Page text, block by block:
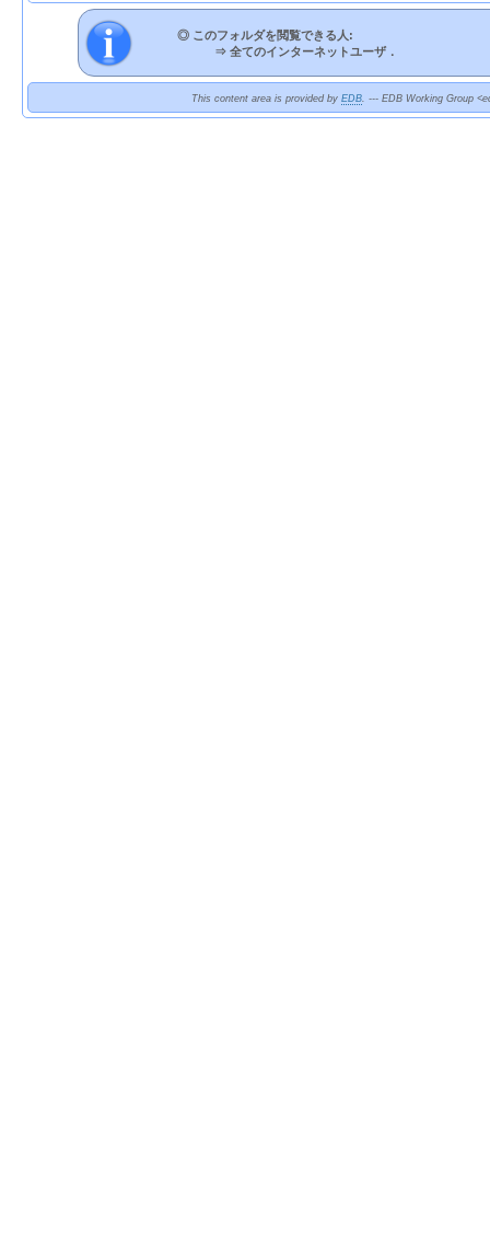
◎ このフォルダを閲覧できる人:
⇒ 全てのインターネットユーザ．
This content area is provided by EDB. --- EDB Working Group